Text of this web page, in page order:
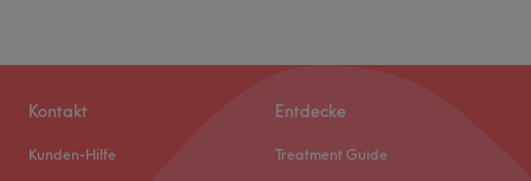
Kontakt
Kunden-Hilfe
Entdecke
Treatment Guide